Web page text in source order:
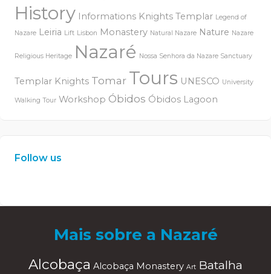
History Informations Knights Templar Legend of
Nazare Leiria Lift Lisbon Monastery Natural Nazare Nature Nazare
Religious Heritage Nazaré Nossa Senhora da Nazare Sanctuary
Templar Knights Tomar Tours UNESCO University
Walking Tour Workshop Óbidos Óbidos Lagoon
Follow us
en
Mais sobre a Nazaré
Alcobaça Alcobaça Monastery Art Batalha